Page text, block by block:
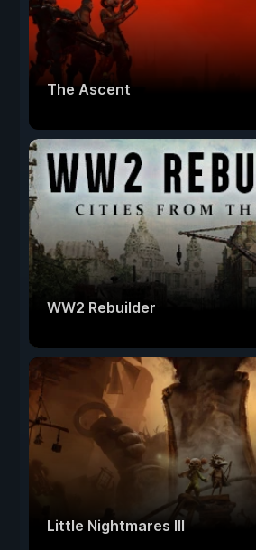
The Ascent
WW2 Rebuilder
Little Nightmares III